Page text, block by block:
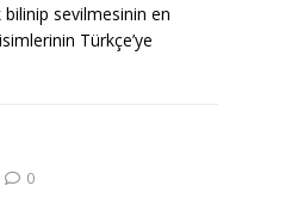
sevilmesinin en
Türkçe’ye
0